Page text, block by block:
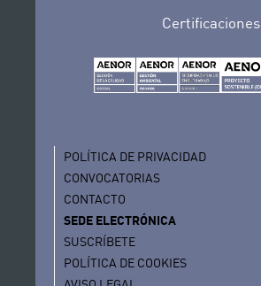
Certificaciones
POLÍTICA DE PRIVACIDAD
CONVOCATORIAS
CONTACTO
SEDE ELECTRÓNICA
SUSCRÍBETE
POLÍTICA DE COOKIES